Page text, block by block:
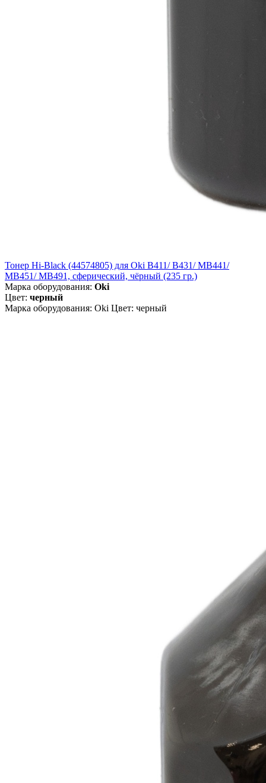
Тонер Hi-Black (44574805) для Oki B411/ B431/ MB441/
MB451/ MB491, сферический, чёрный (235 гр.)
Марка оборудования: Oki
Цвет: черный
Марка оборудования: Oki Цвет: черный